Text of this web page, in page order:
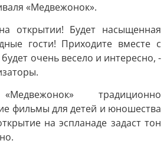
«Медвежонок».
открытии! Будет насыщенная
гости! Приходите вместе с
очень весело и интересно, -
традиционно
фильмы для детей и юношества
на эспланаде задаст тон